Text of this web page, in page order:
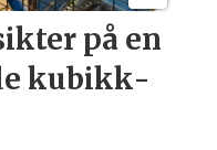
på en
kubikk­